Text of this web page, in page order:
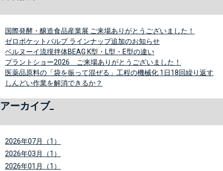
国際発酵・醸造食品産業展 ご来場ありがとうございました！
ゼロポケットバルブ ラインナップ追加のお知らせ
ベルヌーイ流撹拌体BEAG K型・L型・E型の違い
プラントショー2026 ご来場ありがとうございました！
医薬品原料の「袋を振って混ぜる」工程の機械化 1日18回繰り返す
しんどい作業を解消できるか？
アーカイブ
2026年07月（1）
2026年03月（1）
2026年01月（1）